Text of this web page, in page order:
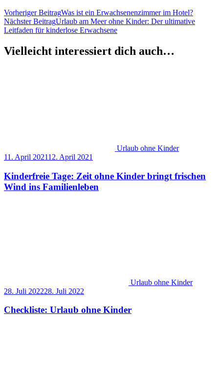
Vorheriger BeitragWas ist ein Erwachsenenzimmer im Hotel?
Nächster BeitragUrlaub am Meer ohne Kinder: Der ultimative
Leitfaden für kinderlose Erwachsene
Vielleicht interessiert dich auch…
Urlaub ohne Kinder
11. April 202112. April 2021
Kinderfreie Tage: Zeit ohne Kinder bringt frischen
Wind ins Familienleben
Urlaub ohne Kinder
28. Juli 202228. Juli 2022
Checkliste: Urlaub ohne Kinder